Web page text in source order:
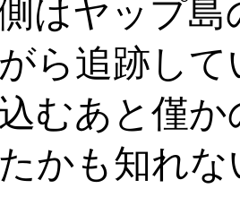
ヤップ島
ら追跡し
むあと僅
かも知れな